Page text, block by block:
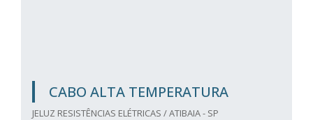
CABO ALTA TEMPERATURA
JELUZ RESISTÊNCIAS ELÉTRICAS / ATIBAIA - SP